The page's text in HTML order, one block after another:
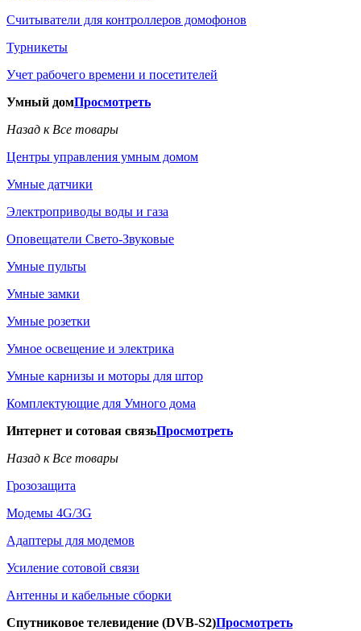
Считыватели для контроллеров домофонов
Турникеты
Учет рабочего времени и посетителей
Умный домПросмотреть
Назад к Все товары
Центры управления умным домом
Умные датчики
Электроприводы воды и газа
Оповещатели Свето-Звуковые
Умные пульты
Умные замки
Умные розетки
Умное освещение и электрика
Умные карнизы и моторы для штор
Комплектующие для Умного дома
Интернет и сотовая связьПросмотреть
Назад к Все товары
Грозозащита
Модемы 4G/3G
Адаптеры для модемов
Усиление сотовой связи
Антенны и кабельные сборки
Спутниковое телевидение (DVB-S2)Просмотреть